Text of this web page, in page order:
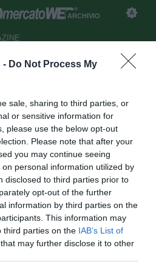
- Do Not Process My
sale, sharing to third parties, or
or sensitive information for
please use the below opt-out
Please note that after your
you may continue seeing
personal information utilized by
disclosed to third parties prior to
opt-out of the further
information by third parties on the
This information may
third parties on the IAB’s List of
that may further disclose it to other
ARCHIVIO
consiglia
Vitiello